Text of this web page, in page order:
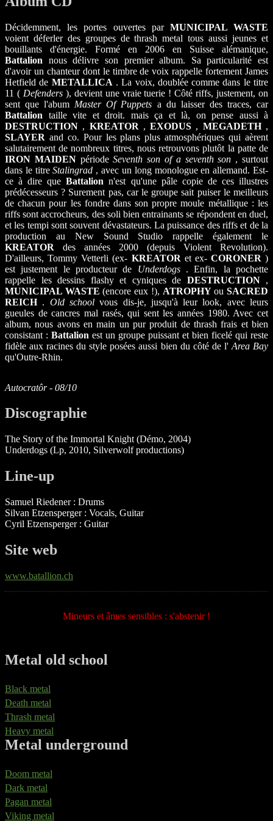
Décidemment, les portes ouvertes par MUNICIPAL WASTE
voient déferler des groupes de thrash metal tous aussi jeunes et
bouillants d'énergie. Formé en 2006 en Suisse alémanique,
Battalion nous délivre son premier album. Sa particularité est
d'avoir un chanteur dont le timbre de voix rappelle fortement James
Hetfield de METALLICA . La voix, doublée comme dans le titre
11 ( Defenders), devient une vraie tuerie ! Côté riffs, justement, on
sent que l'abum Master Of Puppets a du laisser des traces, car
Battalion taille vite et droit. mais ça et là, on pense aussi à
DESTRUCTION , KREATOR ,EXODUS , MEGADETH,
SLAYER and co. Pour les plans plus atmosphériques qui aèrent
salutairement de nombreux titres, nous retrouvons plutôt la patte de
IRON MAIDENpériodeSeventh son of a seventh son , surtout
dans le titreStalingrad , avec un long monologue en allemand. Est-
ce à dire queBattalion n'est qu'une pâle copie de ces illustres
prédécesseurs ? Surement pas, car le groupe sait puiser le meilleurs
de chacun pour les fondre dans son propre moule métallique : les
riffs sont accrocheurs, des soli bien entrainants se répondent en duel,
et les tempi sont souvent dévastateurs. La puissance des riffs et de la
production au New Sound Studio rappelle également le
KREATOR des années 2000 (depuis Violent Revolution).
D'ailleurs, Tommy Vetterli (ex- KREATOR et ex- CORONER )
est justement le producteur de Underdogs. Enfin, la pochette
rappelle les dessins flashy et cyniques de DESTRUCTION,
MUNICIPAL WASTE (encore eux !), ATROPHYouSACRED
REICH. Old schoolvous dis-je, jusqu'à leur look, avec leurs
gueules de cancres mal rasés, qui sent les années 1980. Avec cet
album, nous avons en main un pur produit de thrash frais et bien
consistant : Battalion est un groupe puissant et bien ficelé qui reste
fidèle aux racines du style posées aussi bien du côté de l' Area Bay
qu'Outre-Rhin.
Autocratôr - 08/10
Discographie
The Story of the Immortal Knight (Démo, 2004)
Underdogs (Lp, 2010, Silverwolf productions)
Line-up
Samuel Riedener : Drums
Silvan Etzensperger : Vocals, Guitar
Cyril Etzensperger : Guitar
Site web
www.batallion.ch
Mineurs et âmes sensibles : s'abstenir !
Metal old school
Black metal
Death metal
Thrash metal
Heavy metal
Metal underground
Doom metal
Dark metal
Pagan metal
Viking metal